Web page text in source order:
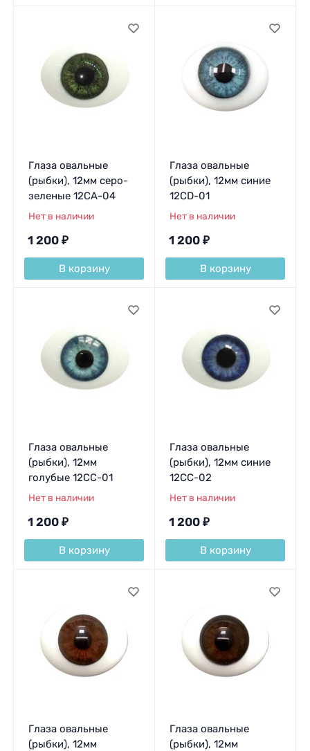
Глаза овальные
(рыбки), 12мм серо-
зеленые 12CA-04
Нет в наличии
1 200 ₽
В корзину
Глаза овальные
(рыбки), 12мм синие
12CD-01
Нет в наличии
1 200 ₽
В корзину
Глаза овальные
(рыбки), 12мм
голубые 12CC-01
Нет в наличии
1 200 ₽
В корзину
Глаза овальные
(рыбки), 12мм синие
12CC-02
Нет в наличии
1 200 ₽
В корзину
Глаза овальные
(рыбки), 12мм
Глаза овальные
(рыбки), 12мм